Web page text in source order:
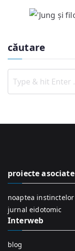
căutare
proiecte asociate
noaptea instinctelor
jurnal eidotomic
Interweb
blog